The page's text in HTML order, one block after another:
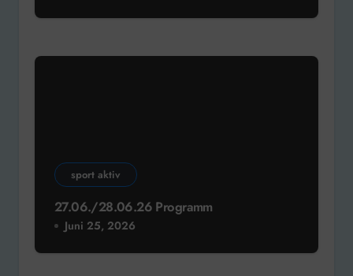
sport aktiv
27.06./28.06.26 Programm
Juni 25, 2026